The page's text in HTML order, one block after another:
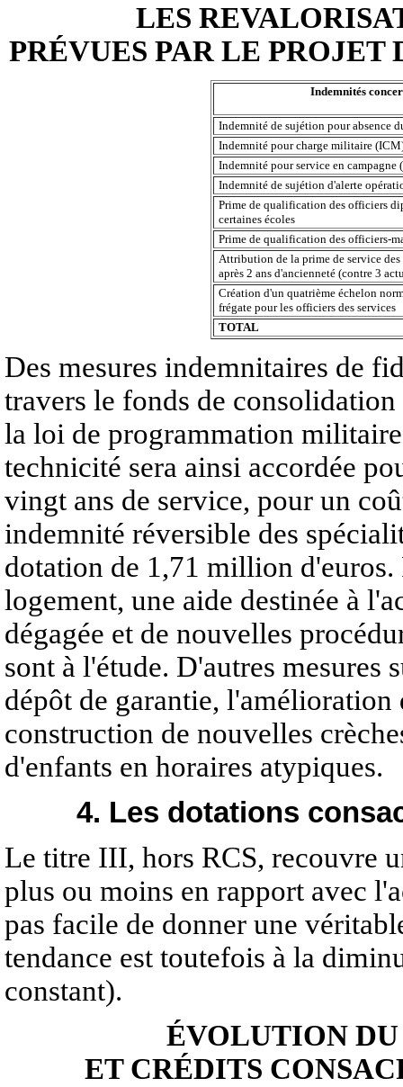
LES
PRÉVUES PAR LE PROJET
Indemnités
Indemnité de sujétion pour absence
Indemnité pour charge militaire
Indemnité pour service en campagne
Indemnité de sujétion d'alerte
Prime de qualification des officiers
certaines écoles
Prime de qualification des officiers-
Attribution de la prime de service
après 2 ans d'ancienneté (contre 3
Création d'un quatrième échelon
frégate pour les officiers des services
TOTAL
Des mesures indemnitaires de
travers le fonds de
la loi de programmation
technicité sera ainsi accordée
vingt ans de service, pour un
indemnité réversible des
dotation de 1,71 million
logement, une aide destinée à
dégagée et de nouvelles
sont à l'étude. D'autres mesures
dépôt de garantie, l'amélioration
construction de nouvelles
d'enfants en horaires atypiques.
4. Les dotations
Le titre III, hors RCS, recouvre
plus ou moins en rapport avec
pas facile de donner une
tendance est toutefois à la
constant).
ÉVOLUTION
ET CRÉDITS